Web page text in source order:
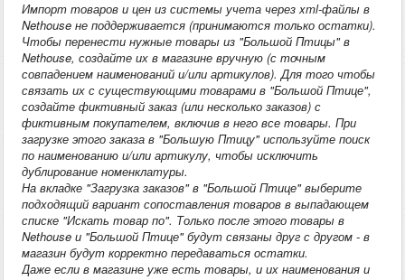
Импорт товаров и цен из системы учета через xml-файлы в
Nethouse не поддерживается (принимаются только остатки).
Чтобы перенести нужные товары из "Большой Птицы" в
Nethouse, создайте их в магазине вручную (с точным
совпадением наименований и/или артикулов). Для того чтобы
связать их с существующими товарами в "Большой Птице",
создайте фиктивный заказ (или несколько заказов) с
фиктивным покупателем, включив в него все товары. При
загрузке этого заказа в "Большую Птицу" используйте поиск
по наименованию и/или артикулу, чтобы исключить
дублирование номенклатуры.
На вкладке "Загрузка заказов" в "Большой Птице"выберите
подходящий вариант сопоставления товаров в выпадающем
списке "Искать товар по". Только после этого товары в
Nethouse и "Большой Птице" будут связаны друг с другом - в
магазин будут корректно передаваться остатки.
Даже если в магазине уже есть товары, и их наименования и